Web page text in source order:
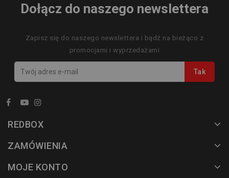
Dołącz do naszego newslettera
Zapisz się do naszego newslettera i bądź na bieżąco z
promocjami i wyprzedażami
REDBOX
ZAMÓWIENIA
MOJE KONTO